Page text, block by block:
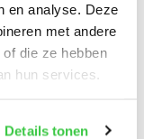
en analyse. Deze
met andere
die ze hebben
hun services.
Details tonen
een weeghaak
assortiment van
met een
maakt ze